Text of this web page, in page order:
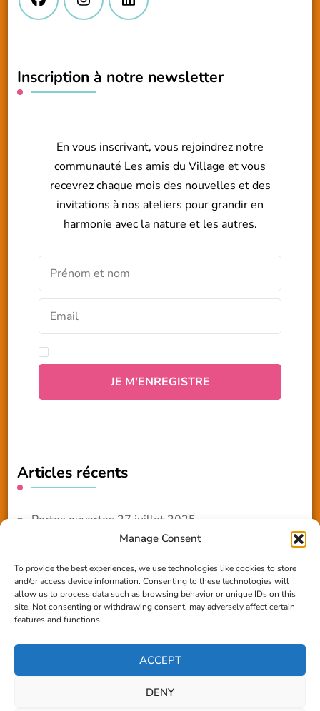
Manage Consent
To provide the best experiences, we use technologies like cookies to store
and/or access device information. Consenting to these technologies will
allow us to process data such as browsing behavior or unique IDs on this
site. Not consenting or withdrawing consent, may adversely affect certain
features and functions.
ACCEPT
DENY
Inscription à notre newsletter
En vous inscrivant, vous rejoindrez notre
communauté Les amis du Village et vous
recevrez chaque mois des nouvelles et des
invitations à nos ateliers pour grandir en
harmonie avec la nature et les autres.
Articles récents
Portes ouvertes 27 juillet 2025
Reportage TV Com
Construction en terre-paille
Chantier Participatif Terre Paille 6/7/24